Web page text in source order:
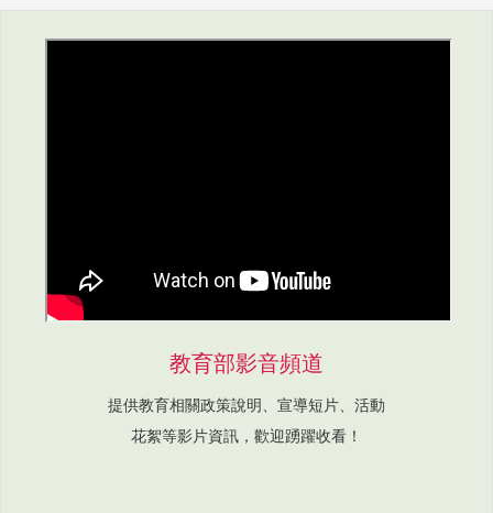
教育部影音頻道
提供教育相關政策說明、宣導短片、活動
花絮等影片資訊，歡迎踴躍收看！